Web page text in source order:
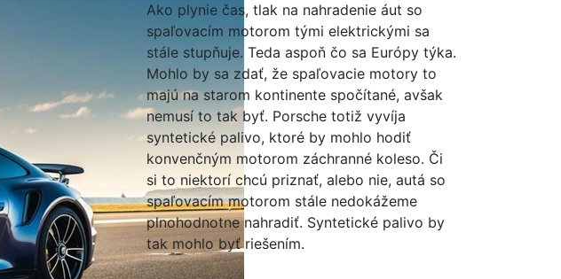
Ako plynie čas, tlak na nahradenie áut so
spaľovacím motorom tými elektrickými sa
stále stupňuje. Teda aspoň čo sa Európy týka.
Mohlo by sa zdať, že spaľovacie motory to
majú na starom kontinente spočítané, avšak
nemusí to tak byť. Porsche totiž vyvíja
syntetické palivo, ktoré by mohlo hodiť
konvenčným motorom záchranné koleso. Či
si to niektorí chcú priznať, alebo nie, autá so
spaľovacím motorom stále nedokážeme
plnohodnotne nahradiť. Syntetické palivo by
tak mohlo byť riešením.